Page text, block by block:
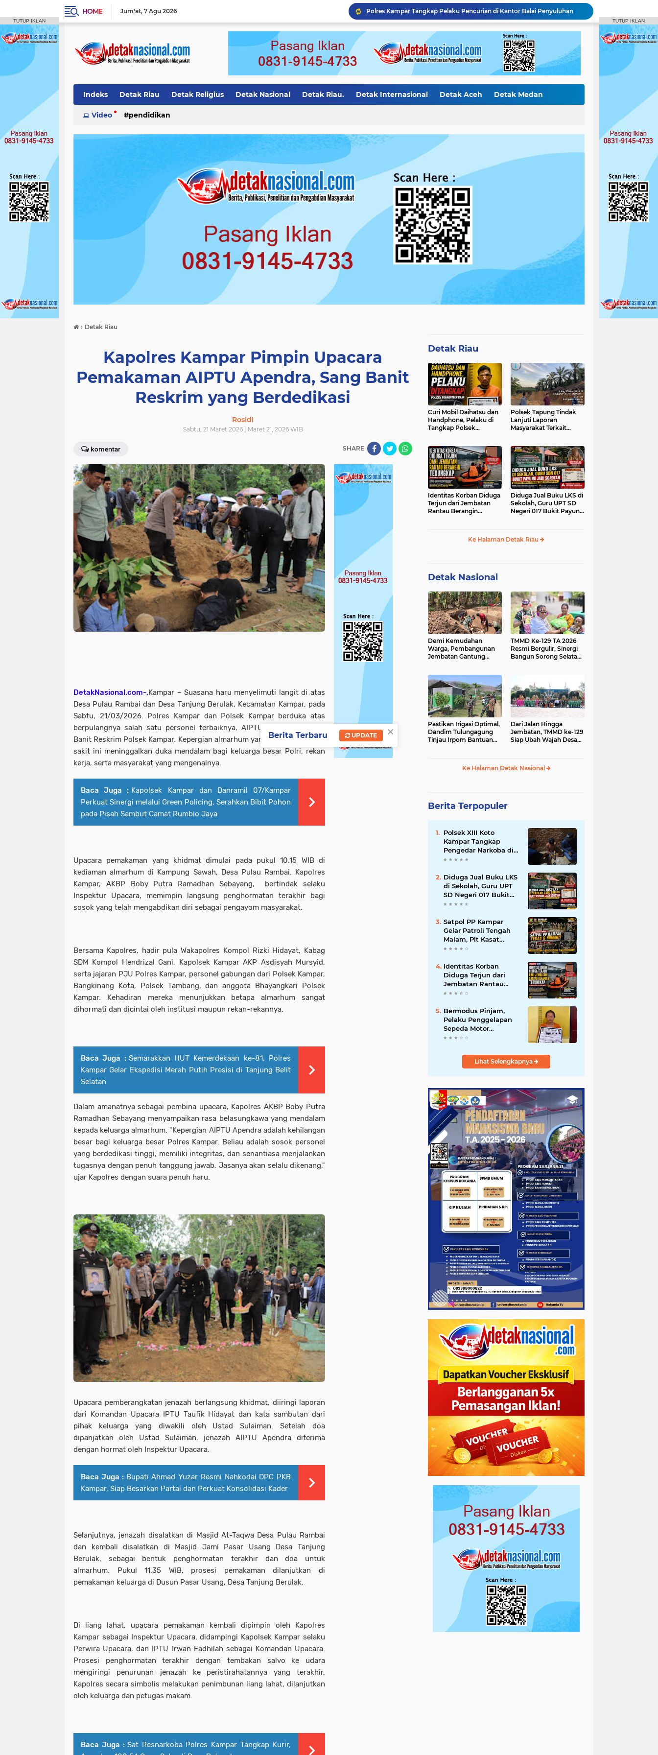
HOME Jum'at 7 Agu 2026
Polres Kampar Tangkap Pelaku Pencurian di Kantor Balai Penyuluhan
Curi Mobil Daihatsu dan Handphone, Pelaku di Tangkap Polsek Perhentian Raja
Polsek Tapung Tindak Lanjuti Laporan Masyarakat Terkait Penambangan Ilegal di Desa Bencah Kelubi
Diduga Jual Buku LKS di Sekolah, Guru UPT SD Negeri 017 Bukit Payung Jadi Sorotan, Disdikpora Kampar Tegaskan Tidak Pernah Beri Izin
Polsek XIII Koto Kampar Tangkap Pengedar Narkoba di Desa Gunung Bungsu
Indeks Detak Riau Detak Religius Detak Nasional Detak Riau. Detak Internasional Detak Aceh Detak Medan
Pendidikan Detak Opini
Publikasi Ilmiah Siak Detak Nasion
Video pendidikan
› Detak Riau
Kapolres Kampar Pimpin Upacara
Pemakaman AIPTU Apendra, Sang Banit
Reskrim yang Berdedikasi
Rosidi
Sabtu, 21 Maret 2026 | Maret 21, 2026 WIB
komentar SHARE
DetakNasional.com-,Kampar – Suasana haru menyelimuti langit di atas
Desa Pulau Rambai dan Desa Tanjung Berulak, Kecamatan Kampar, pada
Sabtu, 21/03/2026. Polres Kampar dan Polsek Kampar berduka atas
berpulangnya salah satu personel terbaiknya, AIPTU Apendra, S.Pd.i.,
Banit Reskrim Polsek Kampar. Kepergian almarhum yang disebabkan oleh
sakit ini meninggalkan duka mendalam bagi keluarga besar Polri, rekan
kerja, serta masyarakat yang mengenalnya.
Baca Juga : Kapolsek Kampar dan Danramil 07/Kampar
Perkuat Sinergi melalui Green Policing, Serahkan Bibit Pohon
pada Pisah Sambut Camat Rumbio Jaya
Upacara pemakaman yang khidmat dimulai pada pukul 10.15 WIB di
kediaman almarhum di Kampung Sawah, Desa Pulau Rambai. Kapolres
Kampar, AKBP Boby Putra Ramadhan Sebayang, bertindak selaku
Inspektur Upacara, memimpin langsung penghormatan terakhir bagi
sosok yang telah mengabdikan diri sebagai pengayom masyarakat.
Bersama Kapolres, hadir pula Wakapolres Kompol Rizki Hidayat, Kabag
SDM Kompol Hendrizal Gani, Kapolsek Kampar AKP Asdisyah Mursyid,
serta jajaran PJU Polres Kampar, personel gabungan dari Polsek Kampar,
Bangkinang Kota, Polsek Tambang, dan anggota Bhayangkari Polsek
Kampar. Kehadiran mereka menunjukkan betapa almarhum sangat
dihormati dan dicintai oleh institusi maupun rekan-rekannya.
Baca Juga : Semarakkan HUT Kemerdekaan ke-81, Polres
Kampar Gelar Ekspedisi Merah Putih Presisi di Tanjung Belit
Selatan
Dalam amanatnya sebagai pembina upacara, Kapolres AKBP Boby Putra
Ramadhan Sebayang menyampaikan rasa belasungkawa yang mendalam
kepada keluarga almarhum. "Kepergian AIPTU Apendra adalah kehilangan
besar bagi keluarga besar Polres Kampar. Beliau adalah sosok personel
yang berdedikasi tinggi, memiliki integritas, dan senantiasa menjalankan
tugasnya dengan penuh tanggung jawab. Jasanya akan selalu dikenang,"
ujar Kapolres dengan suara penuh haru.
Upacara pemberangkatan jenazah berlangsung khidmat, diiringi laporan
dari Komandan Upacara IPTU Taufik Hidayat dan kata sambutan dari
pihak keluarga yang diwakili oleh Ustad Sulaiman. Setelah doa
dipanjatkan oleh Ustad Sulaiman, jenazah AIPTU Apendra diterima
dengan hormat oleh Inspektur Upacara.
Baca Juga : Bupati Ahmad Yuzar Resmi Nahkodai DPC PKB
Kampar, Siap Besarkan Partai dan Perkuat Konsolidasi Kader
Selanjutnya, jenazah disalatkan di Masjid At-Taqwa Desa Pulau Rambai
dan kembali disalatkan di Masjid Jami Pasar Usang Desa Tanjung
Berulak, sebagai bentuk penghormatan terakhir dan doa untuk
almarhum. Pukul 11.35 WIB, prosesi pemakaman dilanjutkan di
pemakaman keluarga di Dusun Pasar Usang, Desa Tanjung Berulak.
Di liang lahat, upacara pemakaman kembali dipimpin oleh Kapolres
Kampar sebagai Inspektur Upacara, didampingi Kapolsek Kampar selaku
Perwira Upacara, dan IPTU Irwan Fadhilah sebagai Komandan Upacara.
Prosesi penghormatan terakhir dengan tembakan salvo ke udara
mengiringi penurunan jenazah ke peristirahatannya yang terakhir.
Kapolres secara simbolis melakukan penimbunan liang lahat, dilanjutkan
oleh keluarga dan petugas makam.
Baca Juga : Sat Resnarkoba Polres Kampar Tangkap Kurir,
Detak Riau
Curi Mobil Daihatsu dan
Handphone, Pelaku di
Tangkap Polsek
Polsek Tapung Tindak
Lanjuti Laporan
Masyarakat Terkait
Identitas Korban Diduga
Terjun dari Jembatan
Rantau Berangin
Diduga Jual Buku LKS di
Sekolah, Guru UPT SD
Negeri 017 Bukit Payung
Ke Halaman Detak Riau
Detak Nasional
Demi Kemudahan
Warga, Pembangunan
Jembatan Gantung
TMMD Ke-129 TA 2026
Resmi Bergulir, Sinergi
Bangun Sorong Selatan
Pastikan Irigasi Optimal,
Dandim Tulungagung
Tinjau Irpom Bantuan
Dari Jalan Hingga
Jembatan, TMMD ke-129
Siap Ubah Wajah Desa
Ke Halaman Detak Nasional
Berita Terpopuler
Polsek XIII Koto
Kampar Tangkap
Pengedar Narkoba di
Desa Gunung Bungsu
Diduga Jual Buku LKS
di Sekolah, Guru UPT
SD Negeri 017 Bukit
Payung Jadi Sorotan,
Tegaskan Tidak
Pernah Beri Izin
Satpol PP Kampar
Gelar Patroli Tengah
Malam, Plt Kasat
Turun Langsung
Publik dan Warung
Karaoke
Identitas Korban
Diduga Terjun dari
Jembatan Rantau
Berangin Terungkap,
Sisir Sungai Kampar
Bermodus Pinjam,
Pelaku Penggelapan
Sepeda Motor
Ditangkap Polsek
Lihat Selengkapnya
TUTUP IKLAN TUTUP IKLAN
×
Berita Terbaru UPDATE